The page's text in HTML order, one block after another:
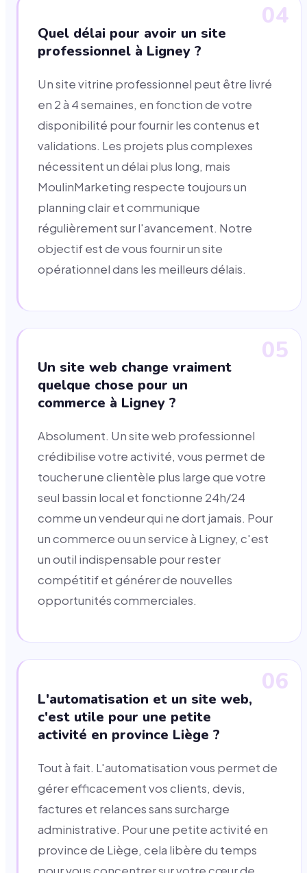
04
Quel délai pour avoir un site
professionnel à Ligney ?
Un site vitrine professionnel peut être livré
en 2 à 4 semaines, en fonction de votre
disponibilité pour fournir les contenus et
validations. Les projets plus complexes
nécessitent un délai plus long, mais
MoulinMarketing respecte toujours un
planning clair et communique
régulièrement sur l'avancement. Notre
objectif est de vous fournir un site
opérationnel dans les meilleurs délais.
05
Un site web change vraiment
quelque chose pour un
commerce à Ligney ?
Absolument. Un site web professionnel
crédibilise votre activité, vous permet de
toucher une clientèle plus large que votre
seul bassin local et fonctionne 24h/24
comme un vendeur qui ne dort jamais. Pour
un commerce ou un service à Ligney, c'est
un outil indispensable pour rester
compétitif et générer de nouvelles
opportunités commerciales.
06
L'automatisation et un site web,
c'est utile pour une petite
activité en province Liège ?
Tout à fait. L'automatisation vous permet de
gérer efficacement vos clients, devis,
factures et relances sans surcharge
administrative. Pour une petite activité en
province de Liège, cela libère du temps